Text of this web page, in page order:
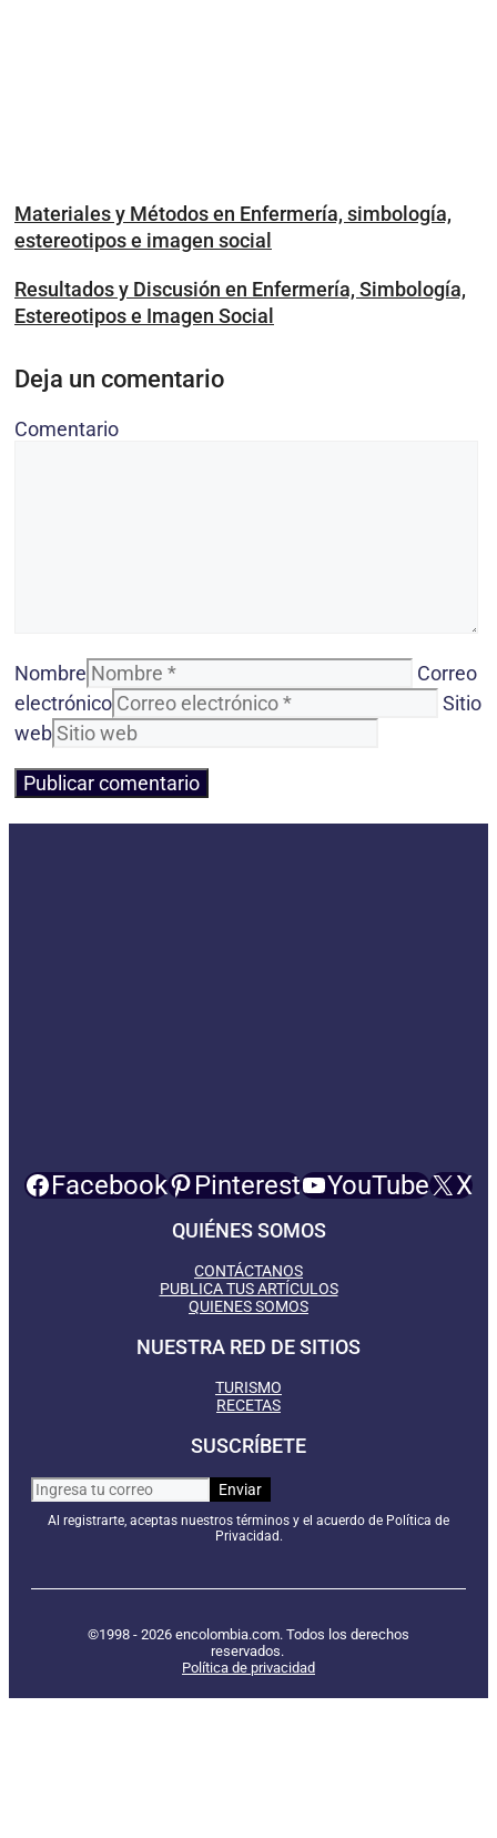
Materiales y Métodos en Enfermería, simbología,
estereotipos e imagen social
Resultados y Discusión en Enfermería, Simbología,
Estereotipos e Imagen Social
Deja un comentario
Comentario
Nombre
Correo
electrónico
Sitio
web
Facebook Pinterest YouTube X
QUIÉNES SOMOS
CONTÁCTANOS
PUBLICA TUS ARTÍCULOS
QUIENES SOMOS
NUESTRA RED DE SITIOS
TURISMO
RECETAS
SUSCRÍBETE
Al registrarte, aceptas nuestros términos y el acuerdo de Política de
Privacidad.
©1998 - 2026 encolombia.com. Todos los derechos
reservados.
Política de privacidad